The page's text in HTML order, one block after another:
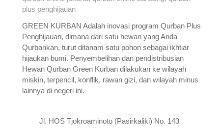
GREEN KURBAN Adalah inovasi program Qurban Plus
Penghijauan, dimana dari satu hewan yang Anda
Qurbankan, turut ditanam satu pohon sebagai ikhtiar
hijaukan bumi. Penyembelihan dan pendistribusian
Hewan Qurban Green Kurban dilakukan ke wilayah
miskin, terpencil, konflik, rawan gizi, dan wilayah minus
lainnya di negeri ini.
Jl. HOS Tjokroaminoto (Pasirkaliki) No. 143